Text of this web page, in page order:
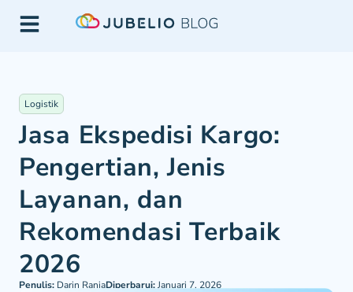
Logistik
Jasa Ekspedisi Kargo:
Pengertian, Jenis
Layanan, dan
Rekomendasi Terbaik
2026
Penulis: Darin RaniaDiperbarui:Januari 7, 2026